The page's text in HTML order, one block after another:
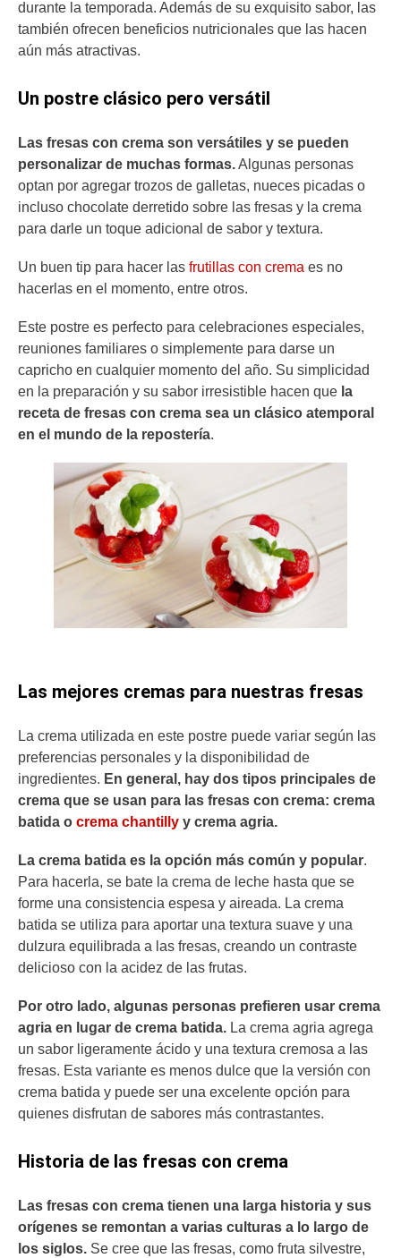
durante la temporada. Además de su exquisito sabor, las
también ofrecen beneficios nutricionales que las hacen
aún más atractivas.
Un postre clásico pero versátil
Las fresas con crema son versátiles y se pueden
personalizar de muchas formas.Algunas personas
optan por agregar trozos de galletas, nueces picadas o
incluso chocolate derretido sobre las fresas y la crema
para darle un toque adicional de sabor y textura.
Un buen tip para hacer las frutillas con crema es no
hacerlas en el momento, entre otros.
Este postre es perfecto para celebraciones especiales,
reuniones familiares o simplemente para darse un
capricho en cualquier momento del año. Su simplicidad
en la preparación y su sabor irresistible hacen que la
receta de fresas con crema sea un clásico atemporal
en el mundo de la repostería.
Las mejores cremas para nuestras fresas
La crema utilizada en este postre puede variar según las
preferencias personales y la disponibilidad de
ingredientes. En general, hay dos tipos principales de
crema que se usan para las fresas con crema: crema
batida o crema chantilly y crema agria.
La crema batida es la opción más común y popular.
Para hacerla, se bate la crema de leche hasta que se
forme una consistencia espesa y aireada. La crema
batida se utiliza para aportar una textura suave y una
dulzura equilibrada a las fresas, creando un contraste
delicioso con la acidez de las frutas.
Por otro lado, algunas personas prefieren usar crema
agria en lugar de crema batida. La crema agria agrega
un sabor ligeramente ácido y una textura cremosa a las
fresas. Esta variante es menos dulce que la versión con
crema batida y puede ser una excelente opción para
quienes disfrutan de sabores más contrastantes.
Historia de las fresas con crema
Las fresas con crema tienen una larga historia y sus
orígenes se remontan a varias culturas a lo largo de
los siglos. Se cree que las fresas, como fruta silvestre,